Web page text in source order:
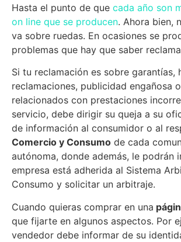
Hasta el punto de que cada año son
on line que se producen. Ahora bien,
va sobre ruedas. En ocasiones se
problemas que hay que saber
Si tu reclamación es sobre garantías,
reclamaciones, publicidad engañosa
relacionados con prestaciones
servicio, debe dirigir su queja a su
de información al consumidor o al
Comercio y Consumo de cada
autónoma, donde además, le podrán
empresa está adherida al Sistema
Consumo y solicitar un arbitraje.
Cuando quieras comprar en una
que fijarte en algunos aspectos. Por
vendedor debe informar de su